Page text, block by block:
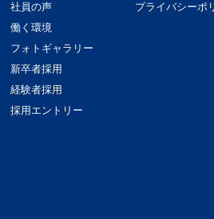
社員の声
働く環境
フォトギャラリー
新卒者採用
経験者採用
採用エントリー
プライバシーポ